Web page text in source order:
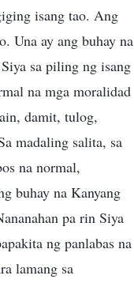
isang tao. Ang
Una ay ang buhay na
sa piling ng isang
na mga moralidad
damit, tulog,
madaling salita, sa
na normal,
buhay na Kanyang
pa rin Siya
ng panlabas na
lamang sa